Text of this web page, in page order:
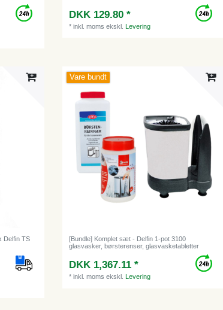
DKK 129.80 *
*inkl. moms ekskl. Levering
Delfin TS
Vare bundt
[Bundle] Komplet sæt - Delfin 1-pot 3100
glasvasker, børsterenser, glasvasketabletter
DKK 1,367.11 *
*inkl. moms ekskl. Levering